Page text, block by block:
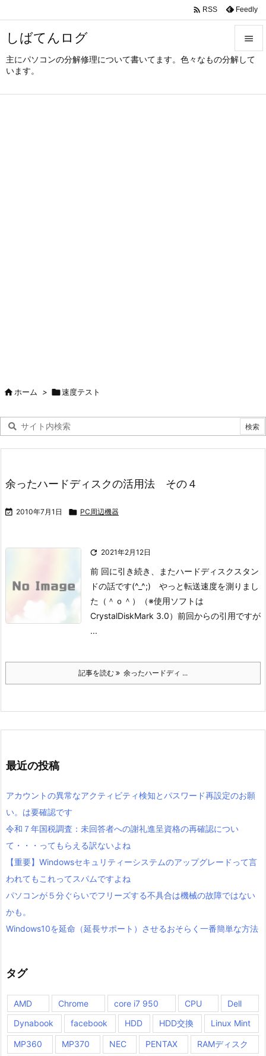
しばてんログ
主にパソコンの分解修理について書いてます。色々なもの分解して
います。



 RSS Feedly
ホーム > 速度テスト
余ったハードディスクの活用法 その４
 2010年7月1日  PC周辺機器
 2021年2月12日
前 回に引き続き、またハードディスクスタン
ドの話です(^_^;)
やっと転送速度を測りまし
た（＾ｏ＾）
（※使用ソフトは
CrystalDiskMark 3.0） 前回からの引用ですが
...
記事を読む 余ったハードディ ...
最近の投稿
アカウントの異常なアクティビティ検知とパスワード再設定のお願
い。は要確認です
令和７年国税調査：未回答者への謝礼進呈資格の再確認につい
て・・・ってもらえる訳ないよね
【重要】Windowsセキュリティーシステムのアップグレードって言
われてもこれってスパムですよね
パソコンが５分ぐらいでフリーズする不具合は機械の故障ではない
かも。
Windows10を延命（延長サポート）させるおそらく一番簡単な方法
タグ
AMD Chrome core i7 950 CPU
Dell
Dynabook
facebook HDD HDD交換 Linux Mint
MP360 MP370 NEC PENTAX RAMディスク